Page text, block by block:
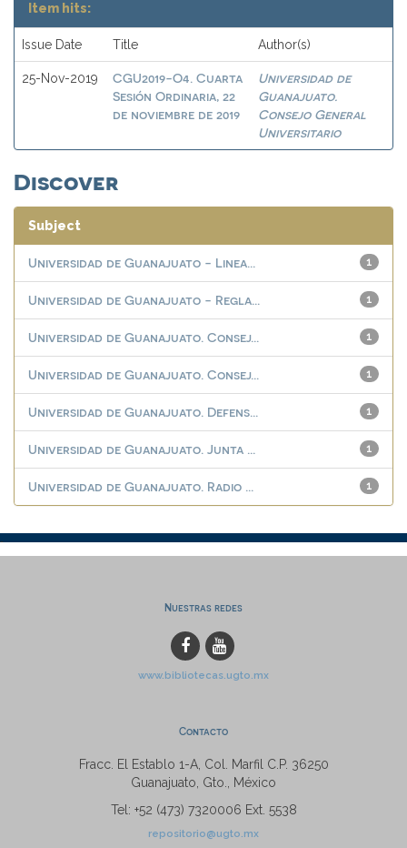
Item hits:
Issue Date Title Author(s)
25-Nov-2019
CGU2019-O4. Cuarta
Sesión Ordinaria, 22
de noviembre de 2019
Universidad de
Guanajuato.
Consejo General
Universitario
Discover
Subject
1
Universidad de Guanajuato - Linea...
1
Universidad de Guanajuato - Regla...
1
Universidad de Guanajuato. Consej...
1
Universidad de Guanajuato. Consej...
1
Universidad de Guanajuato. Defens...
1
Universidad de Guanajuato. Junta ...
1
Universidad de Guanajuato. Radio ...
Nuestras redes
www.bibliotecas.ugto.mx
Contacto
Fracc. El Establo 1-A, Col. Marfil C.P. 36250
Guanajuato, Gto., México
Tel: +52 (473) 7320006 Ext. 5538
repositorio@ugto.mx